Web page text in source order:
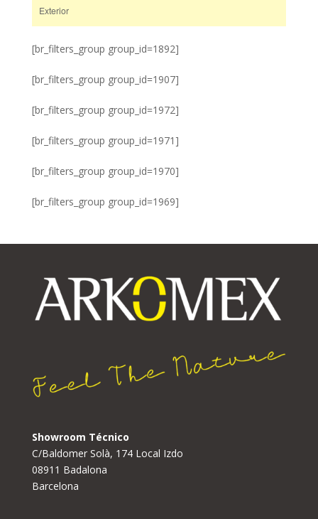
Exterior
[br_filters_group group_id=1892]
[br_filters_group group_id=1907]
[br_filters_group group_id=1972]
[br_filters_group group_id=1971]
[br_filters_group group_id=1970]
[br_filters_group group_id=1969]
Showroom Técnico
C/Baldomer Solà, 174 Local Izdo
08911 Badalona
Barcelona